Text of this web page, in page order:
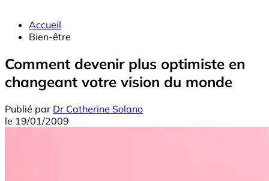
Accueil
Bien-être
Comment devenir plus optimiste en
changeant votre vision du monde
Publié par Dr Catherine Solano
le 19/01/2009